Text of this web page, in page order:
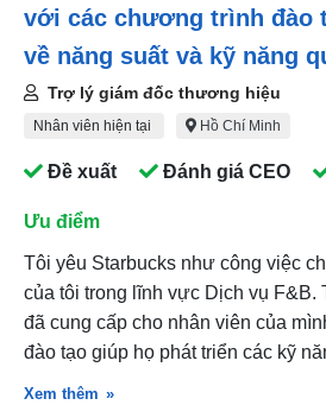
(125 reviews)
Thời gian biểu chưa linh
với các chương trình đào
về năng suất và kỹ năng
Trợ lý giám đốc thương hiệu
Nhân viên hiện tại Hồ Chí Minh
Đề xuất Đánh giá CEO
Ưu điểm
Tôi yêu Starbucks như công việc
của tôi trong lĩnh vực Dịch vụ F&B.
đã cung cấp cho nhân viên của
đào tạo giúp họ phát triển các kỹ
việc. Tôi yêu văn hóa cà phê của
Xem thêm